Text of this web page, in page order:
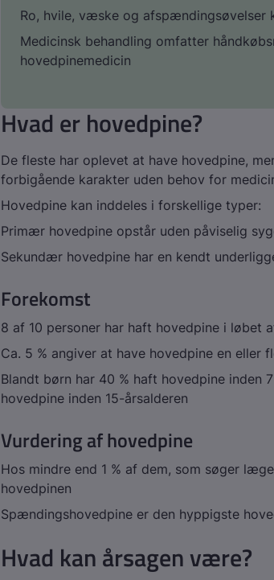
Ro, hvile, væske og
Medicinsk behandling omfatter
hovedpinemedicin
Hvad er hovedpine?
De fleste har oplevet at have hovedpine,
forbigående karakter uden behov for
Hovedpine kan inddeles i forskellige typer:
Primær hovedpine opstår uden påviselig
Sekundær hovedpine har en kendt
Forekomst
8 af 10 personer har haft hovedpine i løbet
Ca. 5 % angiver at have hovedpine en eller
Blandt børn har 40 % haft hovedpine inden
hovedpine inden 15-årsalderen
Vurdering af hovedpine
Hos mindre end 1 % af dem, som søger
hovedpinen
Spændingshovedpine er den hyppigste
Hvad kan årsagen være?